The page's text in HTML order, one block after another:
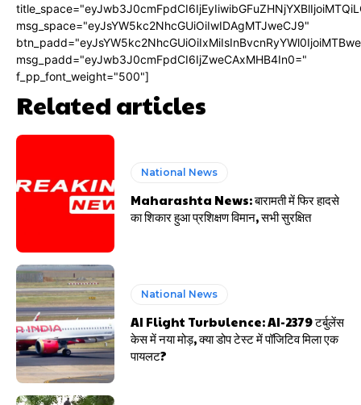
msg_space="eyJsYW5kc2NhcGUiOiIwIDAgMTJweCJ9"
msg_padd="eyJwb3J0cmFpdCI6IjZweCAxMHB4In0="
f_pp_font_weight="500"]
Related articles
National News
Maharashta News: बारामती में फिर हादसे
का शिकार हुआ प्रशिक्षण विमान, सभी सुरक्षित
National News
AI Flight Turbulence: AI-2379 टर्बुलेंस
केस में नया मोड़, क्या डोप टेस्ट में पॉजिटिव मिला एक
पायलट?